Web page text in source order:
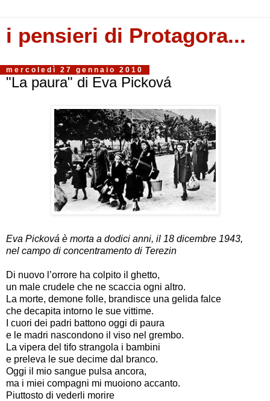
i pensieri di Protagora...
mercoledì 27 gennaio 2010
"La paura" di Eva Picková
Eva Picková è morta a dodici anni, il 18 dicembre 1943,
nel campo di concentramento di Terezin
Di nuovo l’orrore ha colpito il ghetto,
un male crudele che ne scaccia ogni altro.
La morte, demone folle, brandisce una gelida falce
che decapita intorno le sue vittime.
I cuori dei padri battono oggi di paura
e le madri nascondono il viso nel grembo.
La vipera del tifo strangola i bambini
e preleva le sue decime dal branco.
Oggi il mio sangue pulsa ancora,
ma i miei compagni mi muoiono accanto.
Piuttosto di vederli morire